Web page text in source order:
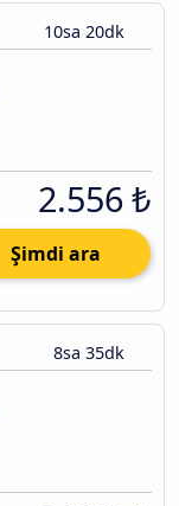
10sa 20dk
2.556 ₺
Şimdi ara
8sa 35dk